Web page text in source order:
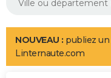
Aménagement intérieur
LIFESTYLE
Art de vivre
Bien-être
Loisirs
Mode
Modes de vie
NOUVEAU : publiez un
Linternaute.com